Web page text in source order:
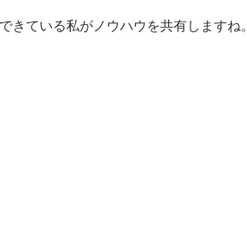
ている私がノウハウを共有しますね。